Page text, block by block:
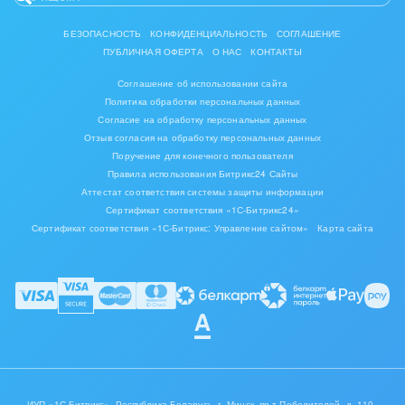
БЕЗОПАСНОСТЬ КОНФИДЕНЦИАЛЬНОСТЬ
СОГЛАШЕНИЕ
ПУБЛИЧНАЯ ОФЕРТА
О НАС КОНТАКТЫ
Соглашение об использовании сайта
Политика обработки персональных данных
Согласие на обработку персональных данных
Отзыв согласия на обработку персональных данных
Поручение для конечного пользователя
Правила использования Битрикс24 Сайты
Аттестат соответствия системы защиты информации
Сертификат соответствия «1С-Битрикс24»
Сертификат соответствия «1С-Битрикс: Управление сайтом»
Карта сайта